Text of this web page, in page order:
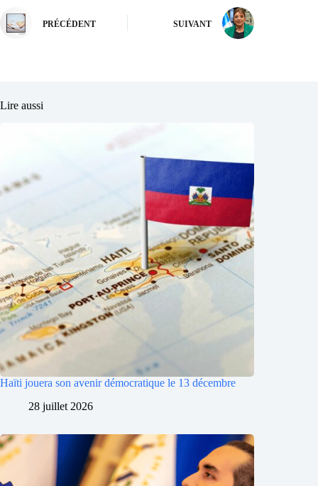
PRÉCÉDENT SUIVANT
Lire aussi
Haïti jouera son avenir démocratique le 13 décembre
28 juillet 2026